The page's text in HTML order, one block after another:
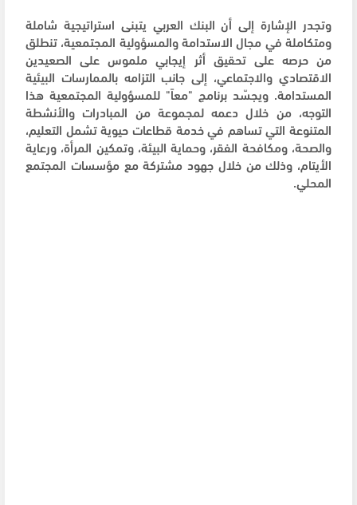
وتجدر الإشارة إلى أن البنك العربي يتبنى استراتيجية شاملة
ومتكاملة في مجال الاستدامة والمسؤولية المجتمعية، تنطلق
من حرصه على تحقيق أثر إيجابي ملموس على الصعيدين
الاقتصادي والاجتماعي، إلى جانب التزامه بالممارسات البيئية
المستدامة. ويجسّد برنامج "معاً" للمسؤولية المجتمعية هذا
التوجه، من خلال دعمه لمجموعة من المبادرات والأنشطة
المتنوعة التي تساهم في خدمة قطاعات حيوية تشمل التعليم،
والصحة، ومكافحة الفقر، وحماية البيئة، وتمكين المرأة، ورعاية
الأيتام، وذلك من خلال جهود مشتركة مع مؤسسات المجتمع
المحلي.